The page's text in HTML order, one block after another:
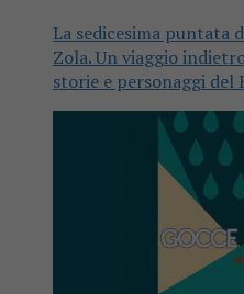
La sedicesima puntata
Zola. Un viaggio
storie e personaggi del